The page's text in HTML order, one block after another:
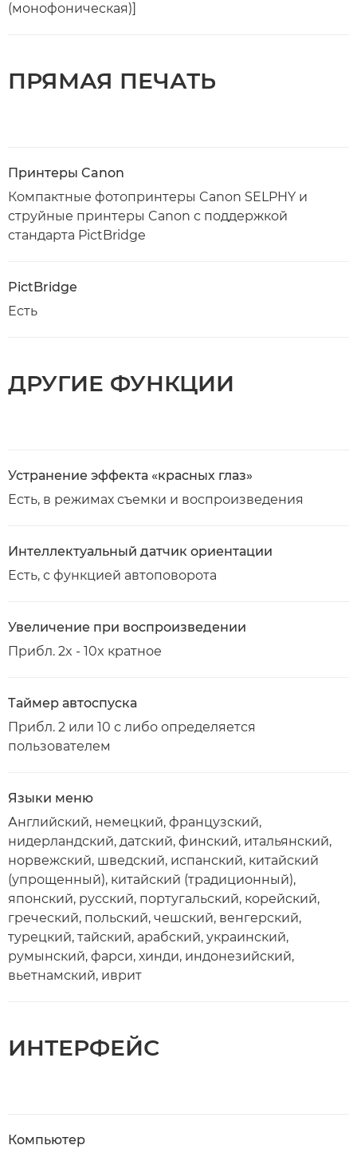
(монофоническая)]
ПРЯМАЯ ПЕЧАТЬ
Принтеры Canon
Компактные фотопринтеры Canon SELPHY и
струйные принтеры Canon с поддержкой
стандарта PictBridge
PictBridge
Есть
ДРУГИЕ ФУНКЦИИ
Устранение эффекта «красных глаз»
Есть, в режимах съемки и воспроизведения
Интеллектуальный датчик ориентации
Есть, с функцией автоповорота
Увеличение при воспроизведении
Прибл. 2x - 10x кратное
Таймер автоспуска
Прибл. 2 или 10 с либо определяется
пользователем
Языки меню
Английский, немецкий, французский,
нидерландский, датский, финский, итальянский,
норвежский, шведский, испанский, китайский
(упрощенный), китайский (традиционный),
японский, русский, португальский, корейский,
греческий, польский, чешский, венгерский,
турецкий, тайский, арабский, украинский,
румынский, фарси, хинди, индонезийский,
вьетнамский, иврит
ИНТЕРФЕЙС
Компьютер